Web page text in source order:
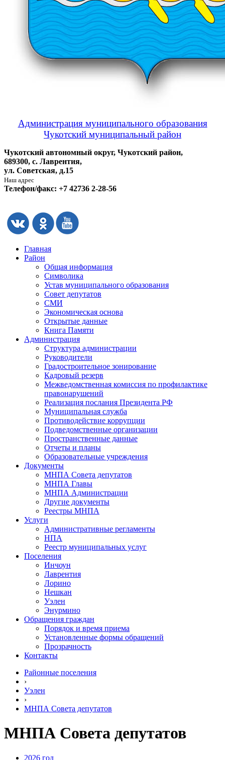
Администрация муниципального образования
Чукотский муниципальный район
Чукотский автономный округ, Чукотский район,
689300, с. Лаврентия,
ул. Советская, д.15
Наш адрес
Телефон/факс: +7 42736 2-28-56
Главная
Район
Общая информация
Символика
Устав муниципального образования
Совет депутатов
СМИ
Экономическая основа
Открытые данные
Книга Памяти
Администрация
Структура администрации
Руководители
Градостроительное зонирование
Кадровый резерв
Межведомственная комиссия по профилактике
правонарушений
Реализация послания Президента РФ
Муниципальная служба
Противодействие коррупции
Подведомственные организации
Пространственные данные
Отчеты и планы
Образовательные учреждения
Документы
МНПА Совета депутатов
МНПА Главы
МНПА Администрации
Другие документы
Реестры МНПА
Услуги
Административные регламенты
НПА
Реестр муниципальных услуг
Поселения
Инчоун
Лаврентия
Лорино
Нешкан
Уэлен
Энурмино
Обращения граждан
Порядок и время приема
Установленные формы обращений
Прозрачность
Контакты
Районные поселения
›
Уэлен
›
МНПА Совета депутатов
МНПА Совета депутатов
2026 год